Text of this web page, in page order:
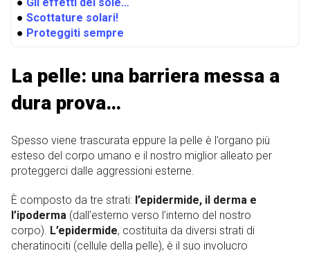
● Scottature solari!
● Proteggiti sempre
La pelle: una barriera messa a
dura prova…
Spesso viene trascurata eppure la pelle è l’organo più
esteso del corpo umano e il nostro miglior alleato per
proteggerci dalle aggressioni esterne.
È composto da tre strati: l’epidermide, il derma e
l’ipoderma (dall’esterno verso l’interno del nostro
corpo). L’epidermide, costituita da diversi strati di
cheratinociti (cellule della pelle), è il suo involucro